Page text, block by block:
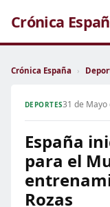
Crónica
Crónica España ›
DEPORTES31 de Mayo
España
para el
Rozas